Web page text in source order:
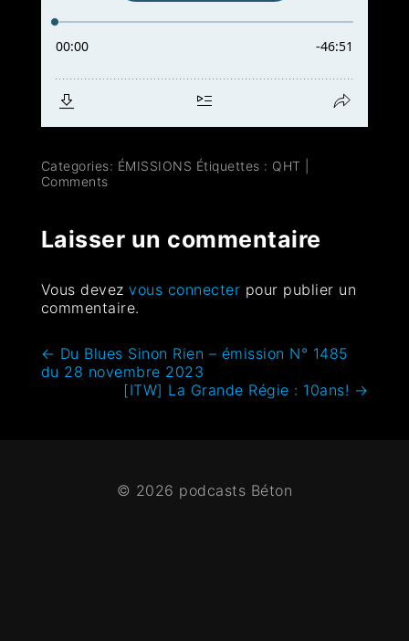
Categories: ÉMISSIONS Étiquettes : QHT
Comments
Laisser un commentaire
Vous devezvous connecter pour publier un
commentaire.
← Du Blues Sinon Rien – émission N° 1485
du 28 novembre 2023
[ITW] La Grande Régie : 10ans! →
© 2026 podcasts Béton